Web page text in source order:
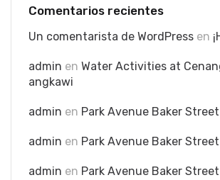
Comentarios recientes
Un comentarista de WordPress en
admin en Water Activities at
angkawi
admin en Park Avenue Baker
admin en Park Avenue Baker
admin en Park Avenue Baker